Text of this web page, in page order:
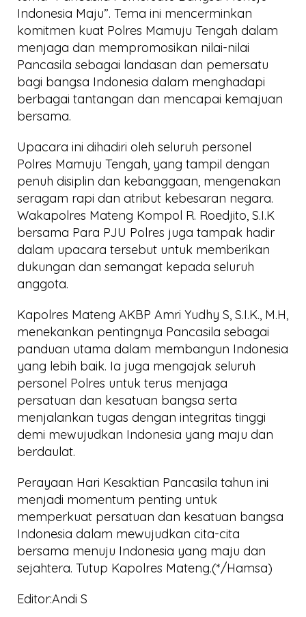
Indonesia Maju”. Tema ini mencerminkan
komitmen kuat Polres Mamuju Tengah dalam
menjaga dan mempromosikan nilai-nilai
Pancasila sebagai landasan dan pemersatu
bagi bangsa Indonesia dalam menghadapi
berbagai tantangan dan mencapai kemajuan
bersama.
Upacara ini dihadiri oleh seluruh personel
Polres Mamuju Tengah, yang tampil dengan
penuh disiplin dan kebanggaan, mengenakan
seragam rapi dan atribut kebesaran negara.
Wakapolres Mateng Kompol R. Roedjito, S.I.K
bersama Para PJU Polres juga tampak hadir
dalam upacara tersebut untuk memberikan
dukungan dan semangat kepada seluruh
anggota.
Kapolres Mateng AKBP Amri Yudhy S, S.I.K., M.H,
menekankan pentingnya Pancasila sebagai
panduan utama dalam membangun Indonesia
yang lebih baik. Ia juga mengajak seluruh
personel Polres untuk terus menjaga
persatuan dan kesatuan bangsa serta
menjalankan tugas dengan integritas tinggi
demi mewujudkan Indonesia yang maju dan
berdaulat.
Perayaan Hari Kesaktian Pancasila tahun ini
menjadi momentum penting untuk
memperkuat persatuan dan kesatuan bangsa
Indonesia dalam mewujudkan cita-cita
bersama menuju Indonesia yang maju dan
sejahtera. Tutup Kapolres Mateng.(*/Hamsa)
Editor:Andi S